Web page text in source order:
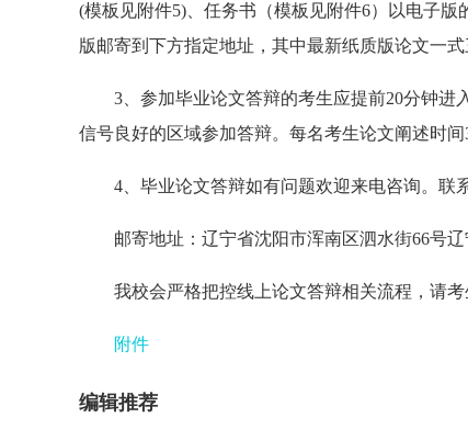
(模板见附件5)、任务书（模板见附件6）以电子版
版邮寄到下方指定地址，其中最新纸质版论文一式
3、参加毕业论文答辩的考生应提前20分钟进
信号良好的区域参加答辩。每名考生论文阐述时
4、毕业论文答辩如有问题欢迎来电咨询。联
邮寄地址：辽宁省沈阳市浑南区泗水街66号
我校会严格把控线上论文答辩相关流程，请考
附件
编辑推荐